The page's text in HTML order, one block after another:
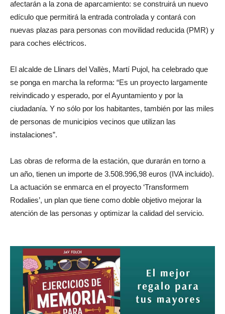
afectarán a la zona de aparcamiento: se construirá un nuevo
edículo que permitirá la entrada controlada y contará con
nuevas plazas para personas con movilidad reducida (PMR) y
para coches eléctricos.
El alcalde de Llinars del Vallès, Martí Pujol, ha celebrado que
se ponga en marcha la reforma: “Es un proyecto largamente
reivindicado y esperado, por el Ayuntamiento y por la
ciudadanía. Y no sólo por los habitantes, también por las miles
de personas de municipios vecinos que utilizan las
instalaciones”.
Las obras de reforma de la estación, que durarán en torno a
un año, tienen un importe de 3.508.996,98 euros (IVA incluido).
La actuación se enmarca en el proyecto ‘Transformem
Rodalies’, un plan que tiene como doble objetivo mejorar la
atención de las personas y optimizar la calidad del servicio.